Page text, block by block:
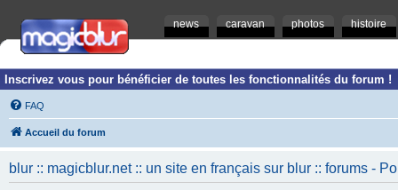
news caravan photos histoire
Inscrivez vous pour bénéficier de toutes les fonctionnalités du forum !
FAQ
Accueil du forum
blur :: magicblur.net :: un site en français sur blur :: forums -